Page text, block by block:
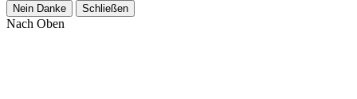
Nein Danke Schließen
Nach Oben